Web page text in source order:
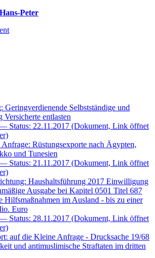
Peter
Geringverdienende Selbstständige und
entlasten
Status: 22.11.2017 (Dokument, Link öffnet
Rüstungsexporte nach Ägypten,
und Tunesien
Status: 21.11.2017 (Dokument, Link öffnet
Haushaltsführung 2017 Einwilligung
Ausgabe bei Kapitel 0501 Titel 687
Hilfsmaßnahmen im Ausland - bis zu einer
Euro
Status: 28.11.2017 (Dokument, Link öffnet
auf die Kleine Anfrage - Drucksache 19/68
und antimuslimische Straftaten im dritten